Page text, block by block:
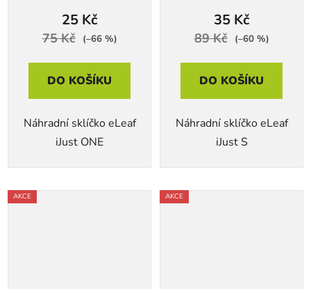
25 Kč
75 Kč (–66 %)
DO KOŠÍKU
Náhradní sklíčko eLeaf
iJust ONE
35 Kč
89 Kč (–60 %)
DO KOŠÍKU
Náhradní sklíčko eLeaf
iJust S
AKCE AKCE